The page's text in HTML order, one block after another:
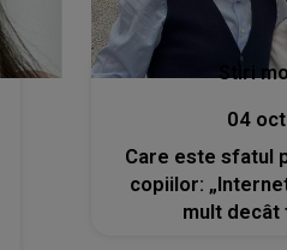
Stiri
04
Care este sfatul
copiilor:
mult decât